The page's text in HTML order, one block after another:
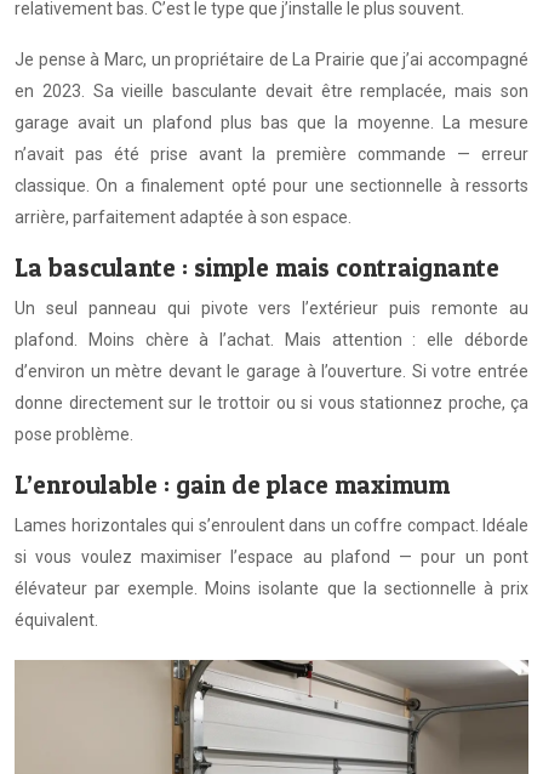
relativement bas. C’est le type que j’installe le plus souvent.
Je pense à Marc, un propriétaire de La Prairie que j’ai accompagné
en 2023. Sa vieille basculante devait être remplacée, mais son
garage avait un plafond plus bas que la moyenne. La mesure
n’avait pas été prise avant la première commande — erreur
classique. On a finalement opté pour une sectionnelle à ressorts
arrière, parfaitement adaptée à son espace.
La basculante : simple mais contraignante
Un seul panneau qui pivote vers l’extérieur puis remonte au
plafond. Moins chère à l’achat. Mais attention : elle déborde
d’environ un mètre devant le garage à l’ouverture. Si votre entrée
donne directement sur le trottoir ou si vous stationnez proche, ça
pose problème.
L’enroulable : gain de place maximum
Lames horizontales qui s’enroulent dans un coffre compact. Idéale
si vous voulez maximiser l’espace au plafond — pour un pont
élévateur par exemple. Moins isolante que la sectionnelle à prix
équivalent.